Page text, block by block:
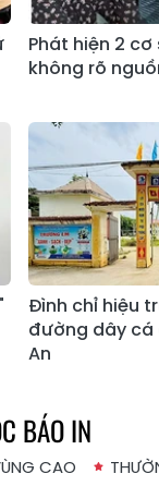
Xã Bản Hồ
Xã Tả Phìn
Xã Bắc Hà
Xã Lùng Phình
Xã Mường
Khương
Xã Cao Sơn
Xã Sín Chéng
Sơn
Xã Lao Chải
Phát hiện 2
không rõ
Đình chỉ hiệu
đường dây cá
An
BÁO IN
CAO